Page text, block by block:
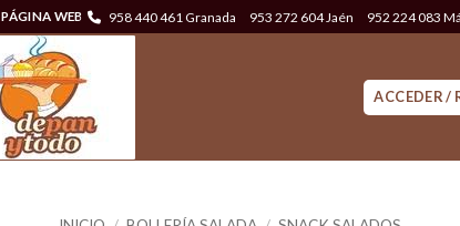
PÁGINA WEB 958 440 461 Granada 953 272 604 Jaén 952 224 083
ACCEDER /